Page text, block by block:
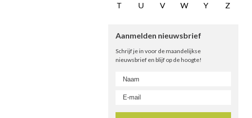
T
U V W Y Z
Aanmelden nieuwsbrief
Schrijf je in voor de maandelijkse
nieuwsbrief en blijf op de hoogte!